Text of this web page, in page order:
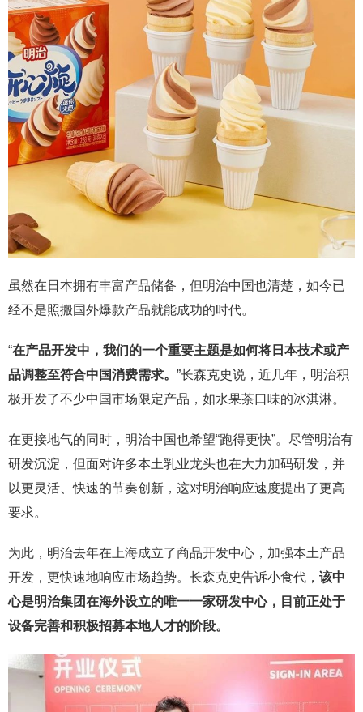
虽然在日本拥有丰富产品储备，但明治中国也清楚，如今已
经不是照搬国外爆款产品就能成功的时代。
“在产品开发中，我们的一个重要主题是如何将日本技术或产
品调整至符合中国消费需求。 ”长森克史说，近几年，明治积
极开发了不少中国市场限定产品，如水果茶口味的冰淇淋。
在更接地气的同时，明治中国也希望“跑得更快”。尽管明治有
研发沉淀，但面对许多本土乳业龙头也在大力加码研发，并
以更灵活、快速的节奏创新，这对明治响应速度提出了更高
要求。
为此，明治去年在上海成立了商品开发中心，加强本土产品
开发，更快速地响应市场趋势。长森克史告诉小食代， 该中
心是明治集团在海外设立的唯一一家研发中心，目前正处于
设备完善和积极招募本地人才的阶段。